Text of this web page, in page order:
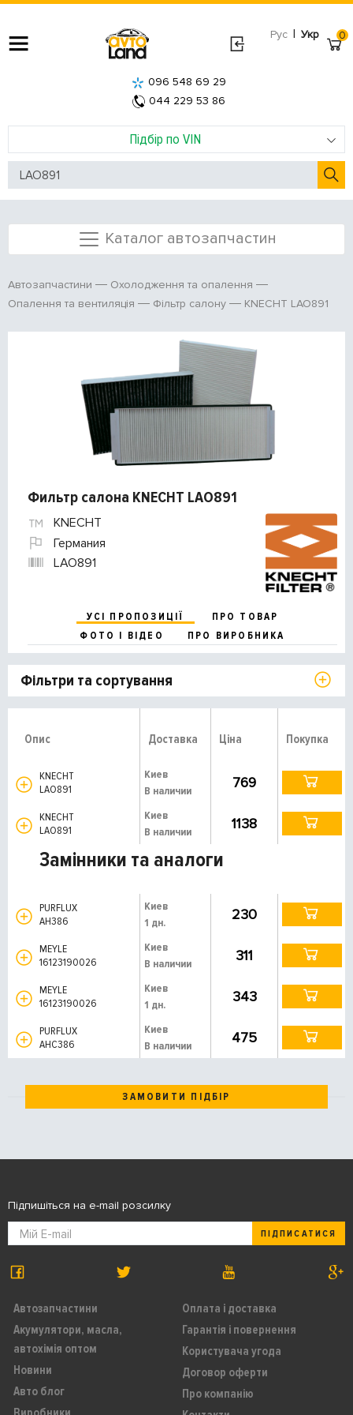
Рус | Укр
Підбір по VIN
096 548 69 29
044 229 53 86
0
Каталог автозапчастин
Автозапчастини
Охолодження та опалення
Опалення та вентиляція
Фільтр салону KNECHT LAO891
Фильтр салона KNECHT LAO891
KNECHT
Германия
LAO891
УСІ ПРОПОЗИЦІЇ
ПРО ТОВАР
ФОТО І ВІДЕО
ПРО ВИРОБНИКА
Фільтри та сортування
Опис Доставка Ціна Покупка
KNECHT
LAO891
Киев
В наличии
769
KNECHT
LAO891
Киев
В наличии
1138
Замінники та аналоги
PURFLUX
AH386
Киев
1 дн.
230
MEYLE
16123190026
Киев
В наличии
311
MEYLE
16123190026
Киев
1 дн.
343
PURFLUX
AHC386
Киев
В наличии
475
ЗАМОВИТИ ПІДБІР
Автозапчастини
Акумулятори, масла,
автохімія оптом
Новини
Авто блог
Оплата і доставка
Гарантія і повернення
Користувача угода
Договор оферти
Про компанію
Підпишіться на e-mail розсилку
ПІДПИСАТИСЯ